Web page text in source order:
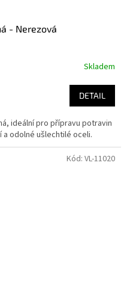
- Nerezová
Skladem
DETAIL
ideální pro přípravu potravin
odolné ušlechtilé oceli.
Kód: VL-11020